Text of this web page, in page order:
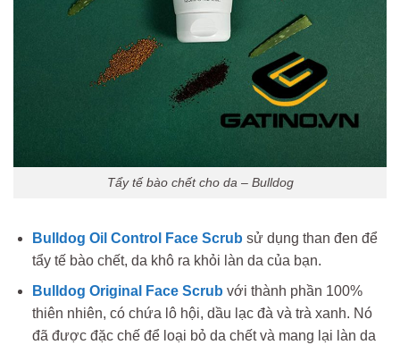
Tẩy tế bào chết cho da – Bulldog
Bulldog Oil Control Face Scrub sử dụng than đen để
tẩy tế bào chết, da khô ra khỏi làn da của bạn.
Bulldog Original Face Scrub với thành phần 100%
thiên nhiên, có chứa lô hội, dầu lạc đà và trà xanh. Nó
đã được đặc chế để loại bỏ da chết và mang lại làn da